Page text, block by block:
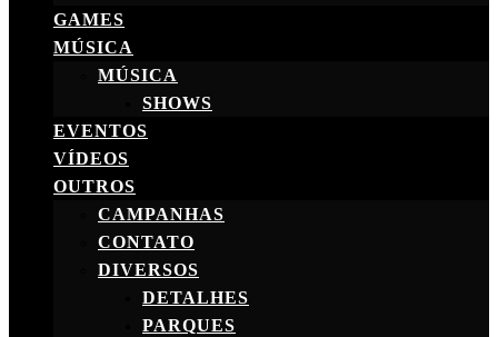
GAMES
MÚSICA
MÚSICA
SHOWS
EVENTOS
VÍDEOS
OUTROS
CAMPANHAS
CONTATO
DIVERSOS
DETALHES
PARQUES